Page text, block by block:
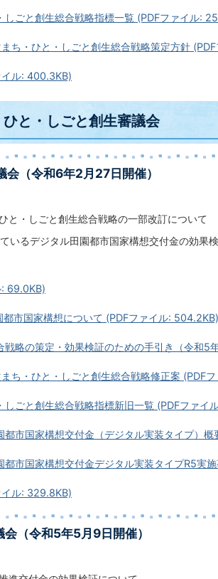
しごと創生総合戦略指標一覧 (PDFファイル:
ち・ひと・しごと創生総合戦略策定方針
ル: 400.3KB)
と・しごと創生審議会
（令和6年2月27日開催）
と・しごと創生総合戦略の一部改訂について
いるデジタル田園都市国家構想交付金の効果
: 69.0KB)
都市国家構想について (PDFファイル: 504.2KB)
戦略の策定・効果検証のための手引き（令和5
ち・ひと・しごと創生総合戦略修正案 (PDF
しごと創生総合戦略指標新旧一覧 (PDFファイ
都市国家構想交付金（デジタル実装タイプ）
都市国家構想交付金デジタル実装タイプR5実
ル: 329.8KB)
（令和5年5月9日開催）